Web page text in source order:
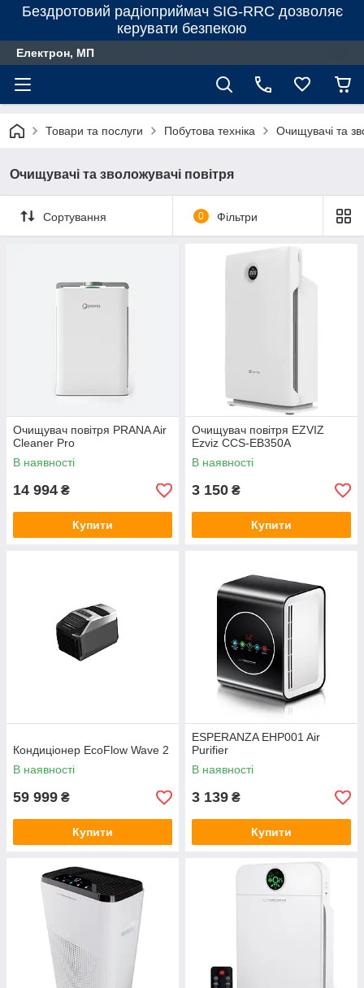
Бездротовий радіоприймач SIG-RRC дозволяє
керувати безпекою
Електрон, МП
Товари та послуги Побутова техніка Очищувачі та
Очищувачі та зволожувачі повітря
Сортування 0 Фільтри
Очищувач повітря PRANA Air
Cleaner Pro
В наявності
14 994 ₴
Купити
Очищувач повітря EZVIZ
Ezviz CCS-EB350A
В наявності
3 150 ₴
Купити
Кондиціонер EcoFlow Wave 2
В наявності
59 999 ₴
Купити
ESPERANZA EHP001 Air
Purifier
В наявності
3 139 ₴
Купити